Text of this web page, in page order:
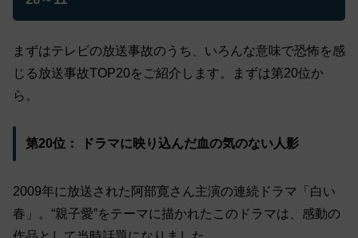
まずはテレビの放送事故のうち、いろんな意味で恐怖を感
じる放送事故TOP20をご紹介します。まずは第20位か
ら。
第20位： ドラマに映り込んだ血の気のない人影
2009年に放送された阿部寛さん主演の連続ドラマ「白い
春」。“親子愛”をテーマに描かれたこのドラマは、感動の